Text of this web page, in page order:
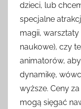
dzieci, lub
specjalne
magii,
naukowe), czy
animatorów,
dynamikę,
wyższe. Ceny
mogą sięgać